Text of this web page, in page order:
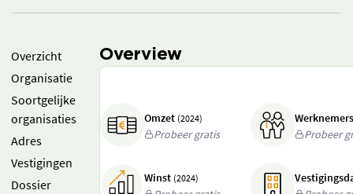
Overzicht
Organisatie
Soortgelijke
organisaties
Adres
Vestigingen
Dossier
Overview
Omzet (2024)
Probeer gratis
Probeer
Winst (2024)